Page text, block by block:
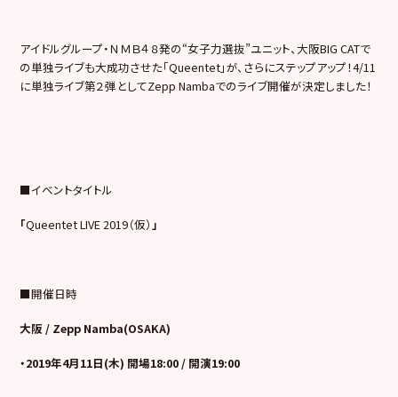
アイドルグループ・ＮＭＢ４８発の“女子力選抜”ユニット、大阪BIG CATで
の単独ライブも大成功させた「Queentet」が、さらにステップアップ！4/11
に単独ライブ第２弾としてZepp Nambaでのライブ開催が決定しました！
■イベントタイトル
「Queentet LIVE 2019（仮） 」
■開催日時
大阪 / Zepp Namba(OSAKA)
・2019年4月11日(木) 開場18:00 / 開演19:00